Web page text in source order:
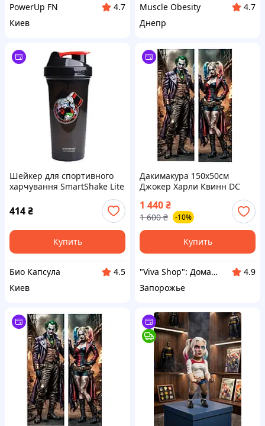
PowerUp FN
4.7
Киев
Muscle Obesity
4.7
Днепр
Шейкер для спортивного
харчування SmartShake Lite
DC Harley Quinn 800 мл —
герметичність та зручність
для ваших напоїв
414₴
Купить
Био Капсула
4.5
Киев
Дакимакура 150х50см
Джокер Харли Квинн DC
Подушка с наволочкой
двухсторонняя
1 440₴
1 600 ₴ -10%
Купить
"Viva Shop": Домашний уют начинается здесь!
4.9
Запорожье